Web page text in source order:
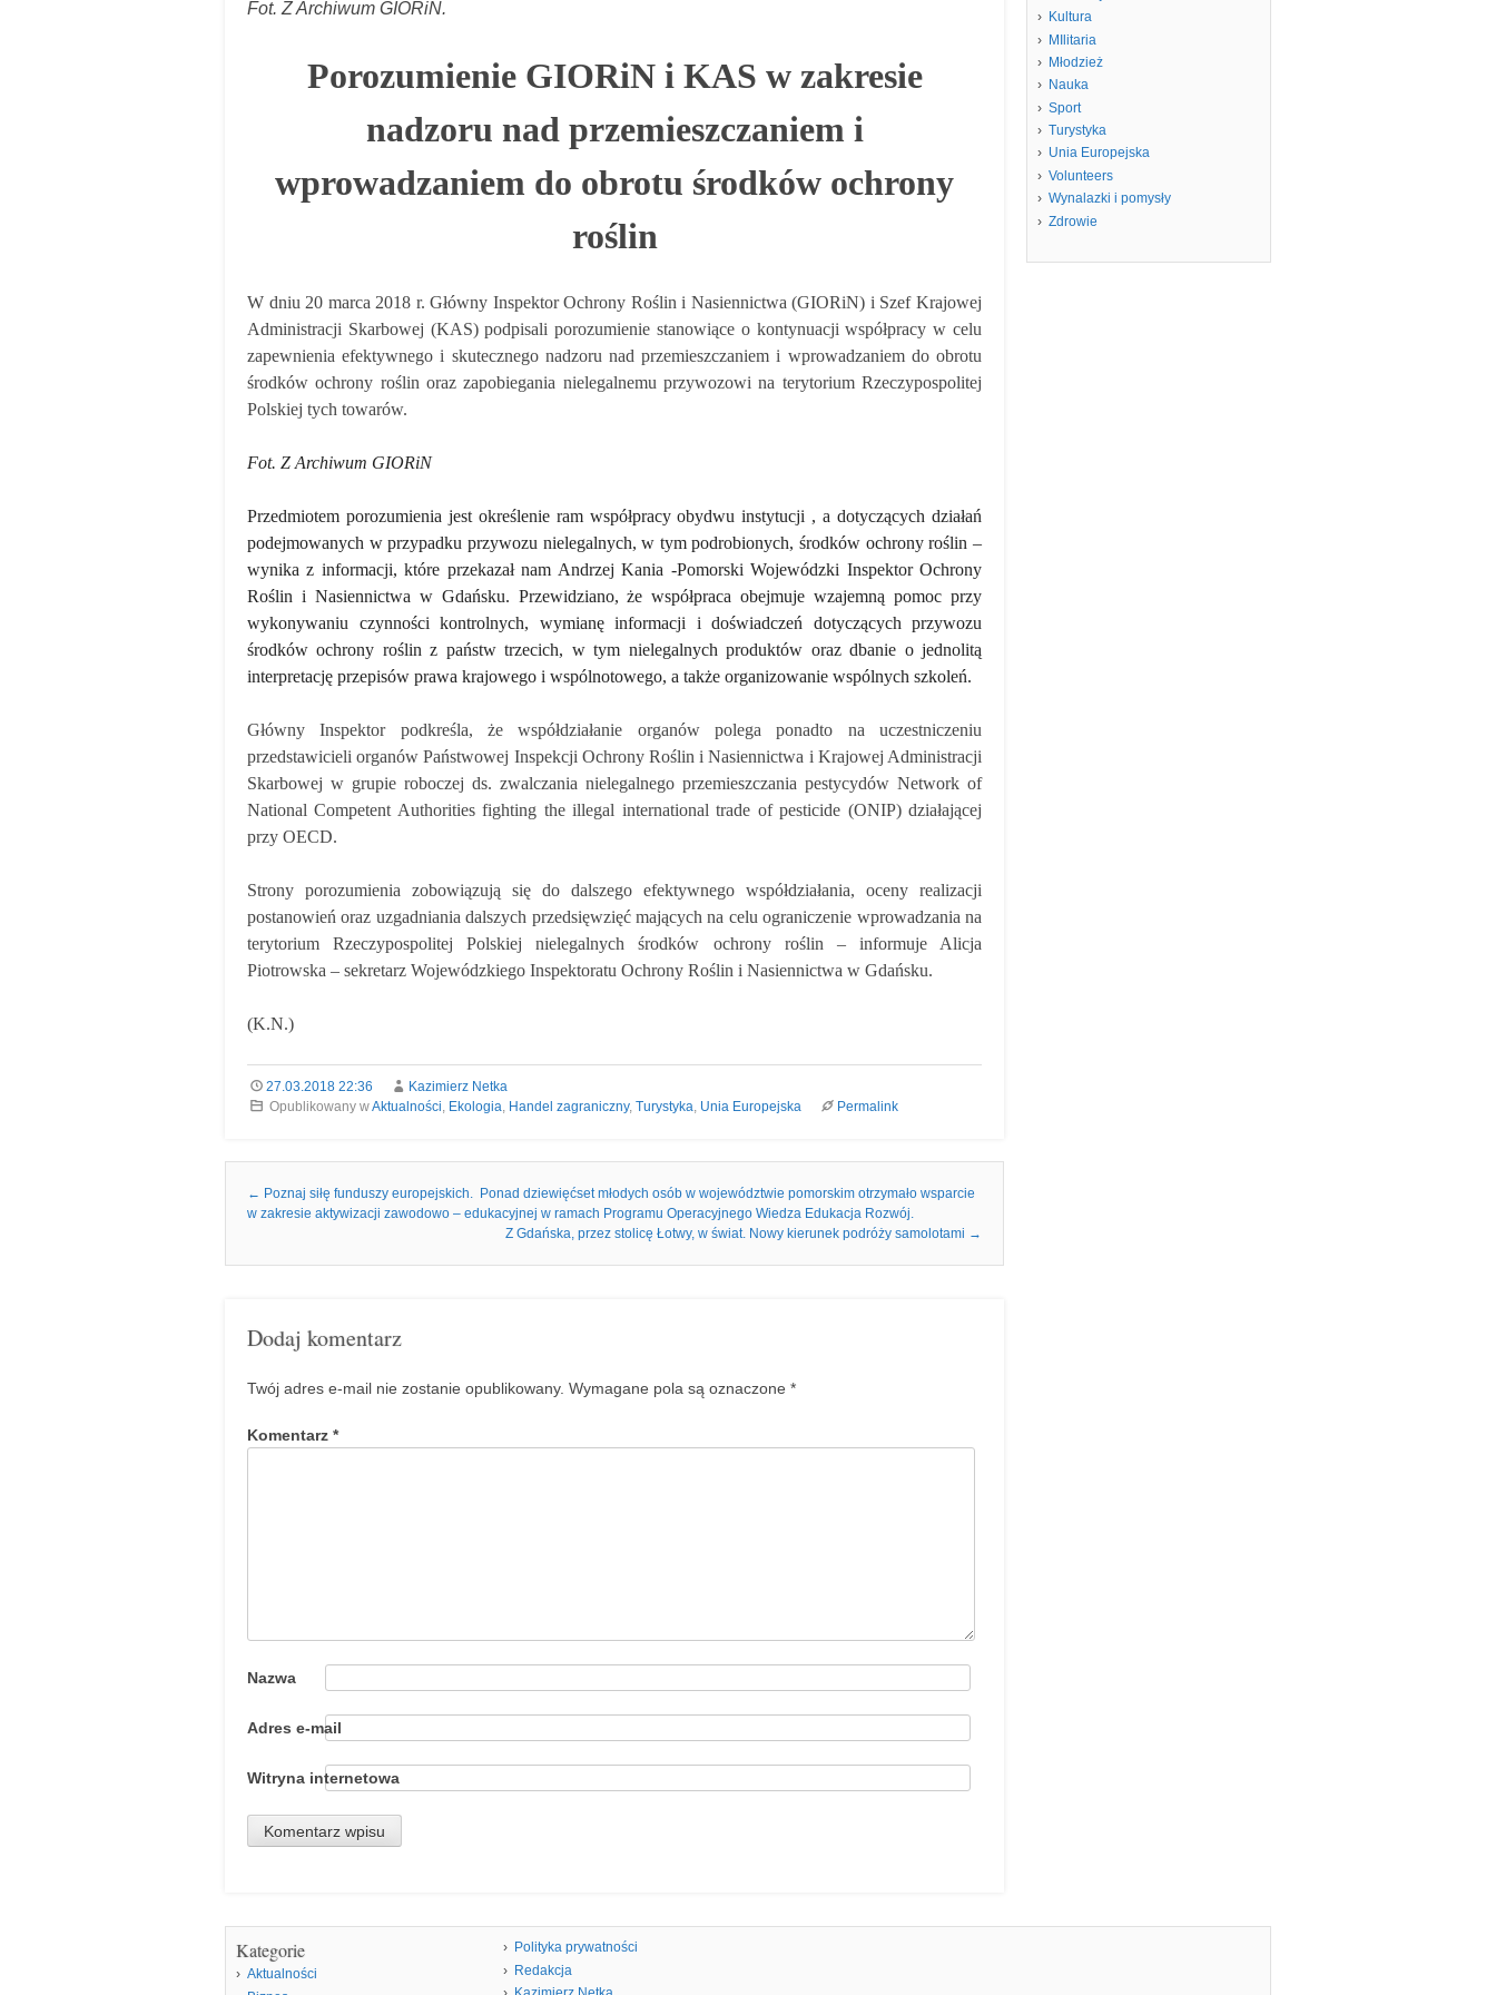
Fot. Z Archiwum GIORiN.
Porozumienie GIORiN i KAS w zakresie
nadzoru nad przemieszczaniem i
wprowadzaniem do obrotu środków ochrony
roślin
W dniu 20 marca 2018 r. Główny Inspektor Ochrony Roślin i Nasiennictwa(GIORiN) i Szef Krajowej
Administracji Skarbowej (KAS)podpisali porozumienie stanowiące o kontynuacji współpracy w celu
zapewnienia efektywnego i skutecznego nadzoru nad przemieszczaniem i wprowadzaniem do obrotu
środków ochrony roślin oraz zapobiegania nielegalnemu przywozowi na terytorium Rzeczypospolitej
Polskiej tych towarów.
Fot. Z Archiwum GIORiN
Przedmiotem porozumienia jest określenie ram współpracy obydwu instytucji ,a dotyczących działań
podejmowanych w przypadku przywozu nielegalnych, w tym podrobionych, środków ochrony roślin –
wynika z informacji, które przekazał nam Andrzej Kania -Pomorski Wojewódzki Inspektor Ochrony
Roślin i Nasiennictwa w Gdańsku. Przewidziano, że współpraca obejmuje wzajemną pomoc przy
wykonywaniu czynności kontrolnych, wymianę informacji i doświadczeń dotyczących przywozu
środków ochrony roślin z państw trzecich, w tym nielegalnych produktów oraz dbanie o jednolitą
interpretację przepisów prawa krajowego i wspólnotowego, a także organizowanie wspólnych szkoleń.
Główny Inspektor podkreśla, że współdziałanie organów polega ponadto na uczestniczeniu
przedstawicieli organów Państwowej Inspekcji Ochrony Roślin i Nasiennictwa i Krajowej Administracji
Skarbowej w grupie roboczej ds. zwalczania nielegalnego przemieszczania pestycydów Network of
National Competent Authorities fighting the illegal international trade of pesticide (ONIP) działającej
przy OECD.
Strony porozumienia zobowiązują się do dalszego efektywnego współdziałania, oceny realizacji
postanowień oraz uzgadniania dalszych przedsięwzięćmających na celu ograniczenie wprowadzania na
terytorium Rzeczypospolitej Polskiej nielegalnych środków ochrony roślin – informuje Alicja
Piotrowska – sekretarz Wojewódzkiego Inspektoratu Ochrony Roślin i Nasiennictwa w Gdańsku.
(K.N.)
27.03.2018 22:36
Kazimierz Netka
Opublikowany wAktualności, Ekologia, Handel zagraniczny, Turystyka, Unia Europejska Permalink
Nawigacja we wpisach
← Poznaj siłę funduszy europejskich. Ponad dziewięćset młodych osób w województwie pomorskim otrzymało wsparcie
w zakresie aktywizacji zawodowo – edukacyjnej w ramach Programu Operacyjnego Wiedza Edukacja Rozwój.
Z Gdańska, przez stolicę Łotwy, w świat. Nowy kierunek podróży samolotami →
Dodaj komentarz
Twój adres e-mail nie zostanie opublikowany. Wymagane pola są oznaczone *
Komentarz *
Nazwa
Adres e-mail
Witryna internetowa
Kultura
MIlitaria
Młodzież
Nauka
Sport
Turystyka
Unia Europejska
Volunteers
Wynalazki i pomysły
Zdrowie
Kategorie
Aktualności
Polityka prywatności
Redakcja